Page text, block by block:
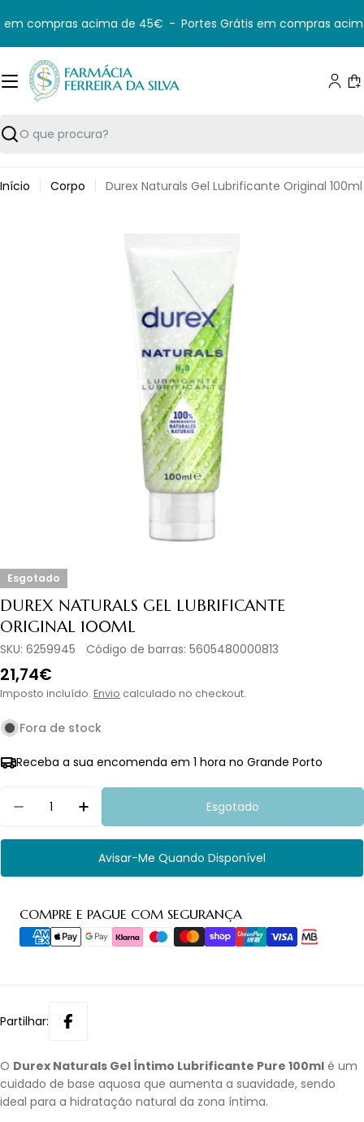
para
o
conteúdo
compras acima de 45€ - Portes Grátis em compras
Pesquisar
Início Corpo
Durex Naturals Gel Lubrificante Original 100ml
Esgotado
DUREX NATURALS GEL LUBRIFICANTE
ORIGINAL 100ML
SKU: 6259945 Código de barras: 5605480000813
Preço
normal
21,74€
Imposto incluído. Envio calculado no checkout.
Fora de stock
Receba a sua encomenda em 1 hora no Grande Porto
Diminuir Quantidade Para Durex Naturals Gel
Aumentar Quantidade Para Durex
Esgotado
Avisar-Me Quando Disponível
COMPRE E PAGUE COM SEGURANÇA
Métodos
de
pagamento
Partilhar:
O Durex Naturals Gel Íntimo Lubrificante Pure 100ml é um
cuidado de base aquosa que aumenta a suavidade, sendo
ideal para a hidratação natural da zona íntima.